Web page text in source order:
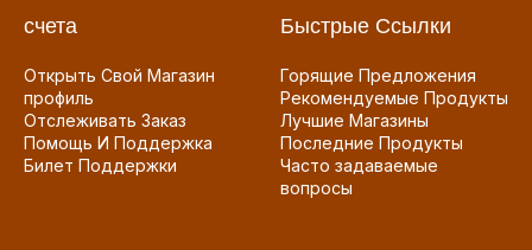
счета
Открыть Свой Магазин
профиль
Отслеживать Заказ
Помощь И Поддержка
Билет Поддержки
Быстрые Ссылки
Горящие Предложения
Рекомендуемые Продукты
Лучшие Магазины
Последние Продукты
Часто задаваемые
вопросы